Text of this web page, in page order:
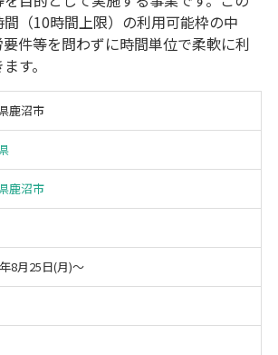
販路拡大 海外展開 設備投資
IT導入
承継
レワーク
（10時間上限）の利用可能枠の中
件等を問わずに時間単位で柔軟に利
す。
鹿沼市
鹿沼市
8月25日(月)〜